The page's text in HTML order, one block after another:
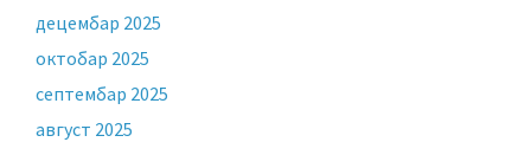
децембар 2025
октобар 2025
септембар 2025
август 2025